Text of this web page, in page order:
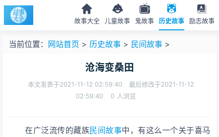
故事大全 儿童故事 鬼故事 历史故事 励志故事
当前位置： 网站首页 > 历史故事 > 民间故事 >
沧海变桑田
本文发表于2021-11-12 02:59:40
最后修改于2021-11-12
02:59:40
0 人浏览
在广泛流传的藏族民间故事中，有这么一个关于喜马